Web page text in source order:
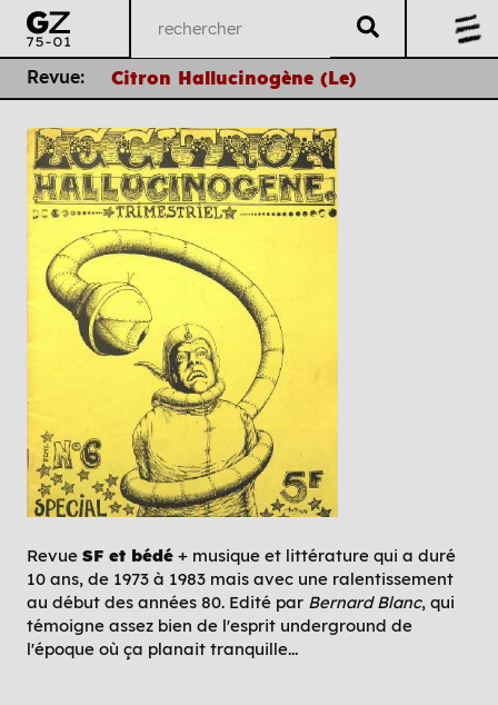
Revue: Citron Hallucinogène (Le)
Revue SF et bédé + musique et littérature qui a duré
10 ans, de 1973 à 1983 mais avec une ralentissement
au début des années 80. Edité par Bernard Blanc, qui
témoigne assez bien de l'esprit underground de
l'époque où ça planait tranquille...